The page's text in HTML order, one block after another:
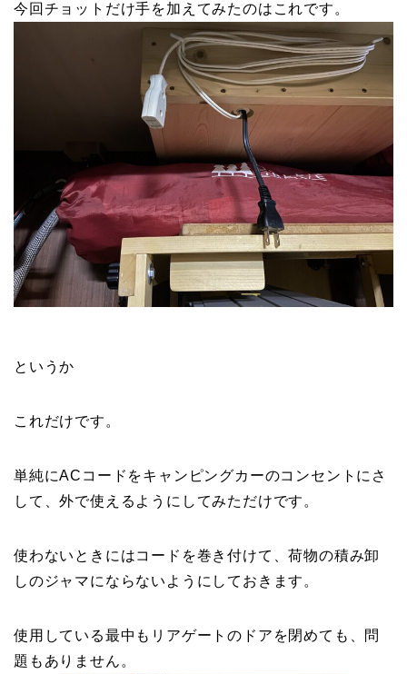
今回チョットだけ手を加えてみたのはこれです。
というか
これだけです。
単純にACコードをキャンピングカーのコンセントにさ
して、外で使えるようにしてみただけです。
使わないときにはコードを巻き付けて、荷物の積み卸
しのジャマにならないようにしておきます。
使用している最中もリアゲートのドアを閉めても、問
題もありません。